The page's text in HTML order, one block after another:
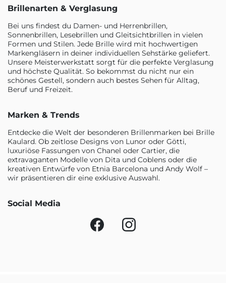
Brillenarten & Verglasung
Bei uns findest du Damen- und Herrenbrillen,
Sonnenbrillen, Lesebrillen und Gleitsichtbrillen in vielen
Formen und Stilen. Jede Brille wird mit hochwertigen
Markengläsern in deiner individuellen Sehstärke geliefert.
Unsere Meisterwerkstatt sorgt für die perfekte Verglasung
und höchste Qualität. So bekommst du nicht nur ein
schönes Gestell, sondern auch bestes Sehen für Alltag,
Beruf und Freizeit.
Marken & Trends
Entdecke die Welt der besonderen Brillenmarken bei Brille
Kaulard. Ob zeitlose Designs von Lunor oder Götti,
luxuriöse Fassungen von Chanel oder Cartier, die
extravaganten Modelle von Dita und Coblens oder die
kreativen Entwürfe von Etnia Barcelona und Andy Wolf –
wir präsentieren dir eine exklusive Auswahl.
Social Media